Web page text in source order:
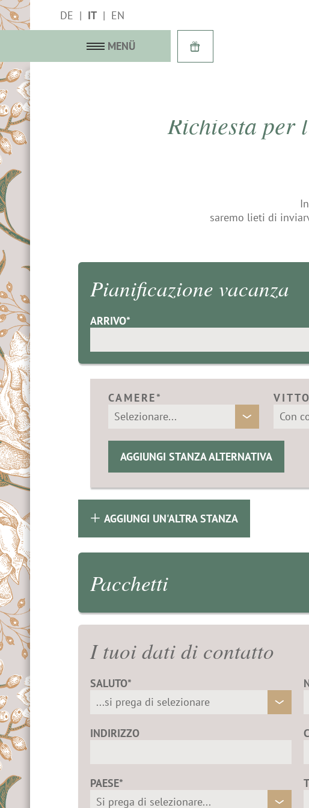
DE IT EN
di storia
Rose
Contatti
Suite
Last minute
Merano
& Alpinismo
bicicletta
a Merano
MENÜ
Richiesta per
saremo lieti di
Pianificazione vacanza
ARRIVO*
CAMERE*
AGGIUNGI STANZA ALTERNATIVA
AGGIUNGI UN'ALTRA STANZA
Pacchetti
I tuoi dati di contatto
SALUTO*
INDIRIZZO
PAESE*